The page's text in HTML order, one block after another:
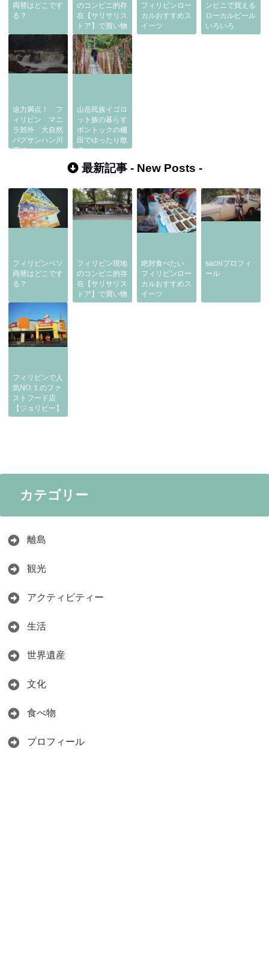
両替はどこです
る？
のコンビニ的存
在【サリサリス
トア】で買い物
フィリピンロー
カルおすすめス
イーツ
ンビニで買える
ローカルビール
いろいろ
迫力満点！ フ
ィリピン マニ
ラ郊外 大自然
パグサンハン川
下り
山岳民族イゴロ
ット族の暮らす
ボントックの棚
田でゆったり散
歩
最新記事 - New Posts -
フィリピンペソ
両替はどこです
る？
フィリピン現地
のコンビニ的存
在【サリサリス
トア】で買い物
絶対食べたい
フィリピンロー
カルおすすめス
イーツ
sachiプロフィ
ール
フィリピンで人
気NO.１のファ
ストフード店
【ジョリビー】
カテゴリー
離島
観光
アクティビティー
生活
世界遺産
文化
食べ物
プロフィール